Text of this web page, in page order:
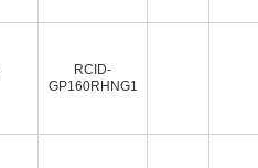
RCID-
GP160RHNG1